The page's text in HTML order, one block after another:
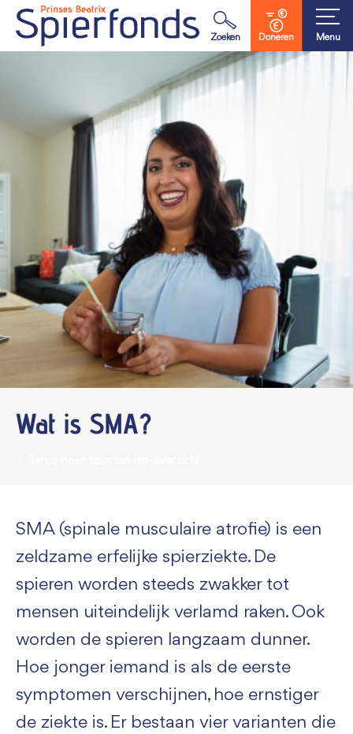
Zoeken Doneren Menu
Waar ben je naar op zoek?
Wat is SMA?
SMA (spinale musculaire atrofie) is een
zeldzame erfelijke spierziekte. De
spieren worden steeds zwakker tot
mensen uiteindelijk verlamd raken. Ook
worden de spieren langzaam dunner.
Hoe jonger iemand is als de eerste
symptomen verschijnen, hoe ernstiger
de ziekte is. Er bestaan vier varianten die